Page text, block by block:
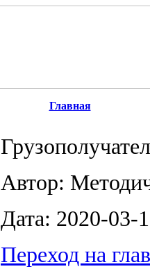
Главная
Автор:
Дата: 2020-03-
Переход на